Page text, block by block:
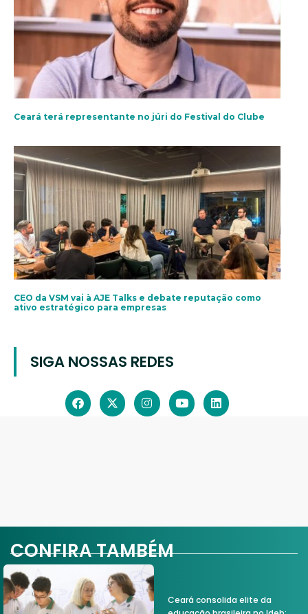
Ceará terá representante no júri do Festival do Clube
CEO da VSM vai à AJE Talks e debate reputação como
ativo estratégico para empresas
SIGA NOSSAS REDES
CONFIRA TAMBÉM
Ceará consolida elite da